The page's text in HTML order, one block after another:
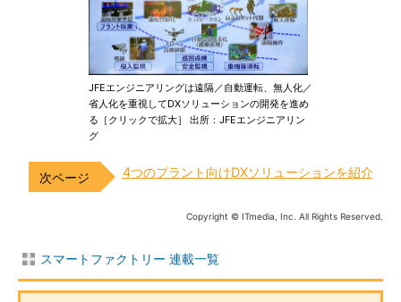
JFEエンジニアリングは遠隔／自動運転、無人化／
省人化を重視してDXソリューションの開発を進め
る［クリックで拡大］ 出所：JFEエンジニアリン
グ
4つのプラント向けDXソリューションを紹介
Copyright © ITmedia, Inc. All Rights Reserved.
スマートファクトリー 連載一覧